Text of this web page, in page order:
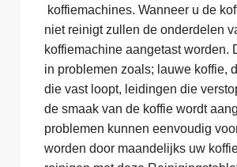
koffiemachines. Wanneer u de
niet reinigt zullen de onderdelen
koffiemachine aangetast worden.
in problemen zoals; lauwe koffie,
die vast loopt, leidingen die
de smaak van de koffie wordt
problemen kunnen eenvoudig
worden door maandelijks uw